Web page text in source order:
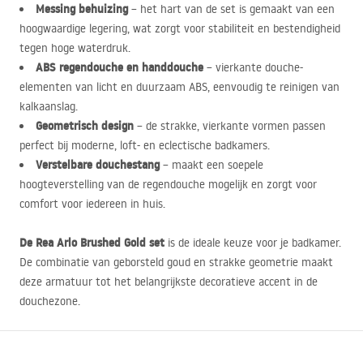
Messing behuizing– het hart van de set is gemaakt van een
hoogwaardige legering, wat zorgt voor stabiliteit en bestendigheid
tegen hoge waterdruk.
ABS regendouche en handdouche – vierkante douche-
elementen van licht en duurzaam ABS, eenvoudig te reinigen van
kalkaanslag.
Geometrisch design – de strakke, vierkante vormen passen
perfect bij moderne, loft- en eclectische badkamers.
Verstelbare douchestang– maakt een soepele
hoogteverstelling van de regendouche mogelijk en zorgt voor
comfort voor iedereen in huis.
De Rea Arlo Brushed Gold set is de ideale keuze voor je badkamer.
De combinatie van geborsteld goud en strakke geometrie maakt
deze armatuur tot het belangrijkste decoratieve accent in de
douchezone.